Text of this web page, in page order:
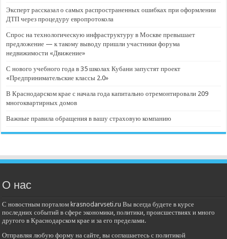
Эксперт рассказал о самых распространенных ошибках при оформлении
ДТП через процедуру европротокола
Спрос на технологическую инфраструктуру в Москве превышает
предложение — к такому выводу пришли участники форума
недвижимости «Движение»
С нового учебного года в 35 школах Кубани запустят проект
«Предпринимательские классы 2.0»
В Краснодарском крае с начала года капитально отремонтировали 209
многоквартирных домов
Важные правила обращения в вашу страховую компанию
О нас
С новостным порталом krasnodarvseti.ru Вы всегда будете в курсе
последних событий в сфере экономики, политики, происшествиях и много
другого в Краснодарском крае и за его пределами.
Отправляя любую форму на сайте, вы соглашаетесь с политикой